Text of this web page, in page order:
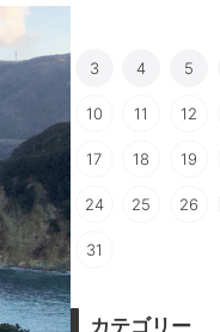
3 4 5
10 11 12
17 18 19
24 25 26
31
カテゴリー